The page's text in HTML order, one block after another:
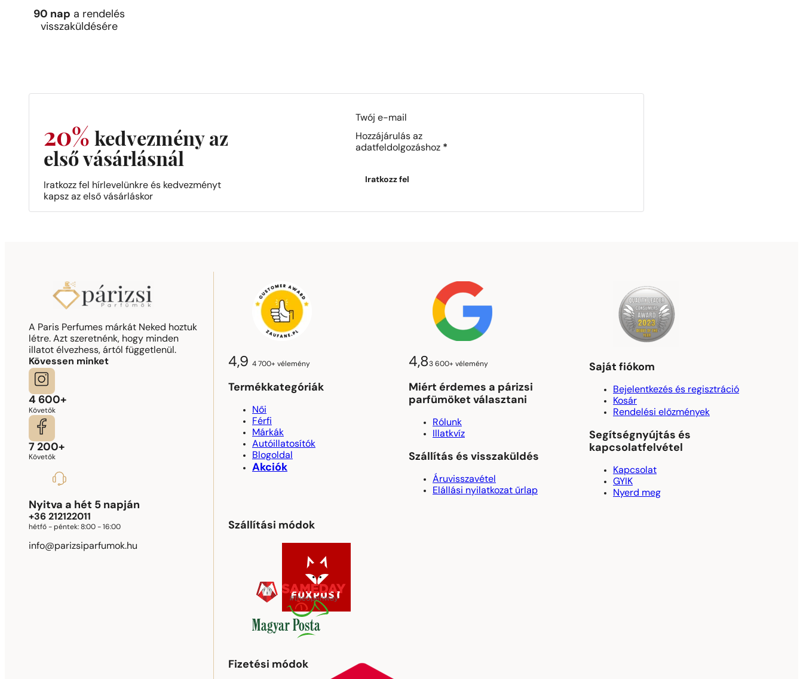
90 nap a rendelés
visszaküldésére
20% kedvezmény az
első vásárlásnál
Iratkozz fel hírlevelünkre és kedvezményt
kapsz az első vásárláskor
Section
Hozzájárulás az
adatfeldolgozáshoz *
Iratkozz fel
A Paris Perfumes márkát Neked hoztuk
létre. Azt szeretnénk, hogy minden
illatot élvezhess, ártól függetlenül.
Kövessen minket
4 600+
Követők
7 200+
Követők
Nyitva a hét 5 napján
+36 212122011
hétfő - péntek: 8:00 - 16:00
info@parizsiparfumok.hu
4,9 4 700+ vélemény
Termékkategóriák
Női
Férfi
Márkák
Autóillatosítók
Blogoldal
Akciók
4,83 600+ vélemény
Miért érdemes a párizsi
parfümöket választani
Rólunk
Illatkvíz
Szállítás és visszaküldés
Áruvisszavétel
Elállási nyilatkozat űrlap
Saját fiókom
Bejelentkezés és regisztráció
Kosár
Rendelési előzmények
Segítségnyújtás és
kapcsolatfelvétel
Kapcsolat
GYIK
Nyerd meg
Szállítási módok
Fizetési módok